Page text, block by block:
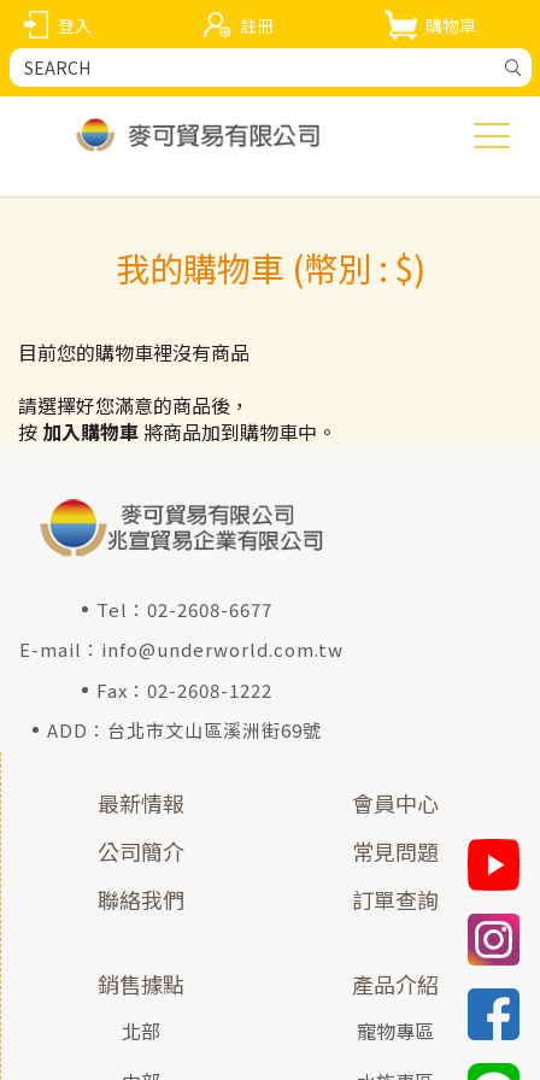
登入 註冊 購物車
我的購物車 (幣別 : $)
目前您的購物車裡沒有商品
請選擇好您滿意的商品後，
按 加入購物車 將商品加到購物車中。
Tel：02-2608-6677
E-mail： info@underworld.com.tw
Fax：02-2608-1222
ADD：台北市文山區溪洲街69號
最新情報
公司簡介
聯絡我們
會員中心
常見問題
訂單查詢
銷售據點
北部
產品介紹
寵物專區